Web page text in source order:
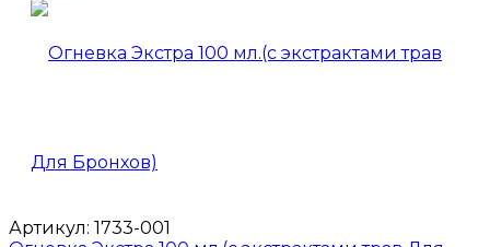
Артикул: 1733-001